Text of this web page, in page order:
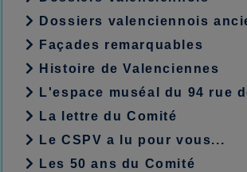
Dossiers valenciennois
Façades remarquables
Histoire de Valenciennes
L'espace muséal du 94 rue
La lettre du Comité
Le CSPV a lu pour vous...
Les 50 ans du Comité